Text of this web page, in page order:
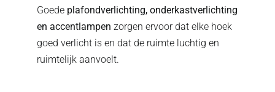
Goede plafondverlichting, onderkastverlichting
en accentlampen zorgen ervoor dat elke hoek
goed verlicht is en dat de ruimte luchtig en
ruimtelijk aanvoelt.